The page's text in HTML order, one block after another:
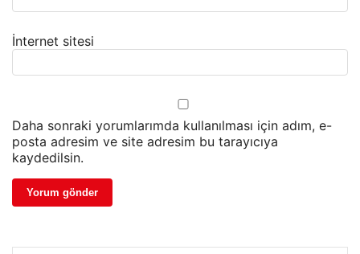
İnternet sitesi
Daha sonraki yorumlarımda kullanılması için adım, e-
posta adresim ve site adresim bu tarayıcıya
kaydedilsin.